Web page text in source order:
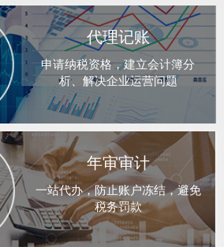
代理记账
申请纳税资格，建立会计簿分
析、解决企业运营问题
年审审计
一站代办，防止账户冻结，避免
税务罚款